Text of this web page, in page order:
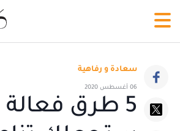
سعادة و رفاهية
06 أغسطس 2020
5 طرق فعالة